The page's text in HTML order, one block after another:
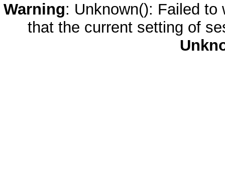
Warning: Unknown(): Failed
that the current setting of